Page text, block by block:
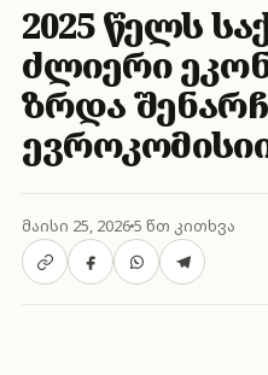
2025 წელს
ძლიერი
ზრდა
მაისი 25, 20265 წთ კითხვა